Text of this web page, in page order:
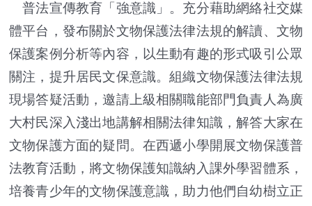
普法宣傳教育「強意識」。充分藉助網絡社交媒
體平台，發布關於文物保護法律法規的解讀、文物
保護案例分析等內容，以生動有趣的形式吸引公眾
關注，提升居民文保意識。組織文物保護法律法規
現場答疑活動，邀請上級相關職能部門負責人為廣
大村民深入淺出地講解相關法律知識，解答大家在
文物保護方面的疑問。在西遞小學開展文物保護普
法教育活動，將文物保護知識納入課外學習體系，
培養青少年的文物保護意識，助力他們自幼樹立正